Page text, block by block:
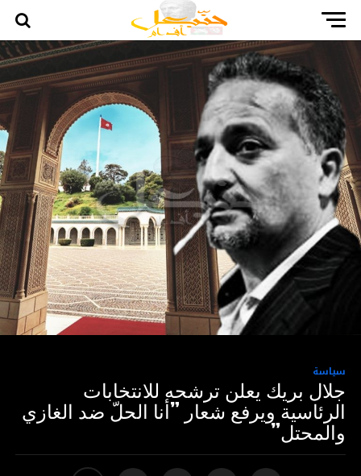
سياسة
جلال بريك يعلن ترشحه للانتخابات
الرئاسية ويرفع شعار ”أنا الحلّ ضد الغازي
والمحتل”